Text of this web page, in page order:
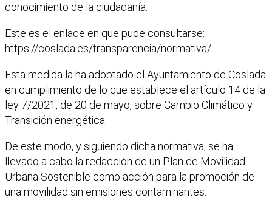
conocimiento de la ciudadanía.
Este es el enlace en que pude consultarse:
https://coslada.es/transparencia/normativa/
Esta medida la ha adoptado el Ayuntamiento de Coslada
en cumplimiento de lo que establece el artículo 14 de la
ley 7/2021, de 20 de mayo, sobre Cambio Climático y
Transición energética.
De este modo, y siguiendo dicha normativa, se ha
llevado a cabo la redacción de un Plan de Movilidad
Urbana Sostenible como acción para la promoción de
una movilidad sin emisiones contaminantes.